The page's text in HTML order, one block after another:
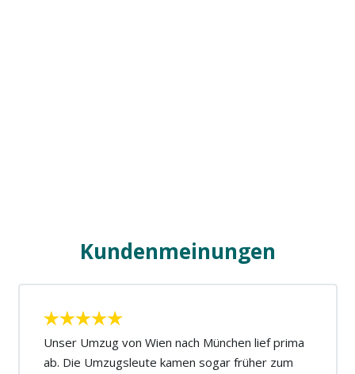
Kundenmeinungen
Unser Umzug von Wien nach München lief prima
ab. Die Umzugsleute kamen sogar früher zum